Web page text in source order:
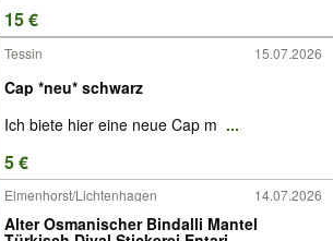
15 €
Tessin 15.07.2026
Cap *neu* schwarz
Ich biete hier eine neue Cap m ...
5 €
Elmenhorst/Lichtenhagen 14.07.2026
Alter Osmanischer Bindalli Mantel